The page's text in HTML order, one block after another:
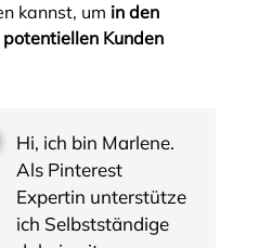
kannst, um in den
Kunden
Hi, ich bin Marlene.
Als Pinterest
Expertin unterstütze
ich Selbstständige